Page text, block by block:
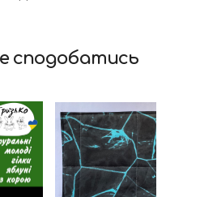
сподобатись